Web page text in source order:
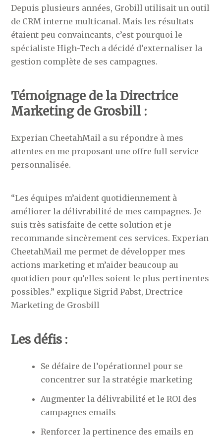
Depuis plusieurs années, Grobill utilisait un outil
de CRM interne multicanal. Mais les résultats
étaient peu convaincants, c’est pourquoi le
spécialiste High-Tech a décidé d’externaliser la
gestion complète de ses campagnes.
Témoignage de la Directrice
Marketing de Grosbill :
Experian CheetahMail a su répondre à mes
attentes en me proposant une offre full service
personnalisée.
“Les équipes m’aident quotidiennement à
améliorer la délivrabilité de mes campagnes. Je
suis très satisfaite de cette solution et je
recommande sincèrement ces services. Experian
CheetahMail me permet de développer mes
actions marketing et m’aider beaucoup au
quotidien pour qu’elles soient le plus pertinentes
possibles.” explique Sigrid Pabst, Drectrice
Marketing de Grosbill
Les défis :
Se défaire de l’opérationnel pour se
concentrer sur la stratégie marketing
Augmenter la délivrabilité et le ROI des
campagnes emails
Renforcer la pertinence des emails en